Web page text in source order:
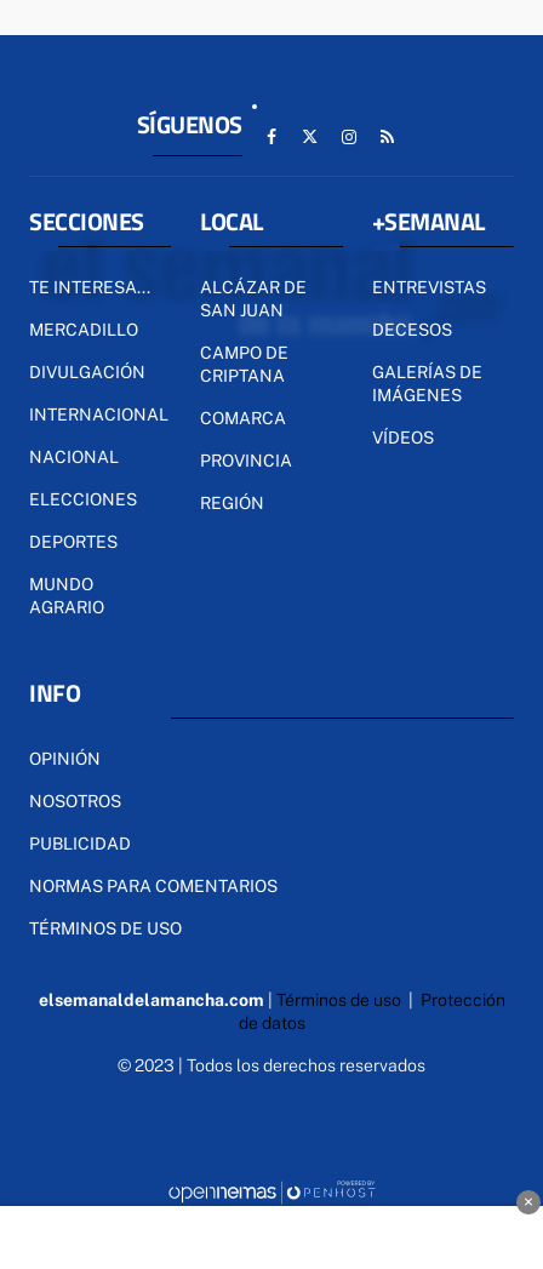
SÍGUENOS
SECCIONES
TE INTERESA...
MERCADILLO
DIVULGACIÓN
INTERNACIONAL
NACIONAL
ELECCIONES
DEPORTES
MUNDO
AGRARIO
LOCAL
ALCÁZAR DE
SAN JUAN
CAMPO DE
CRIPTANA
COMARCA
PROVINCIA
REGIÓN
+SEMANAL
ENTREVISTAS
DECESOS
GALERÍAS DE
IMÁGENES
VÍDEOS
INFO
OPINIÓN
NOSOTROS
PUBLICIDAD
NORMAS PARA COMENTARIOS
TÉRMINOS DE USO
elsemanaldelamancha.com Términos de uso| Protección
de datos
© 2023 | Todos los derechos reservados
×